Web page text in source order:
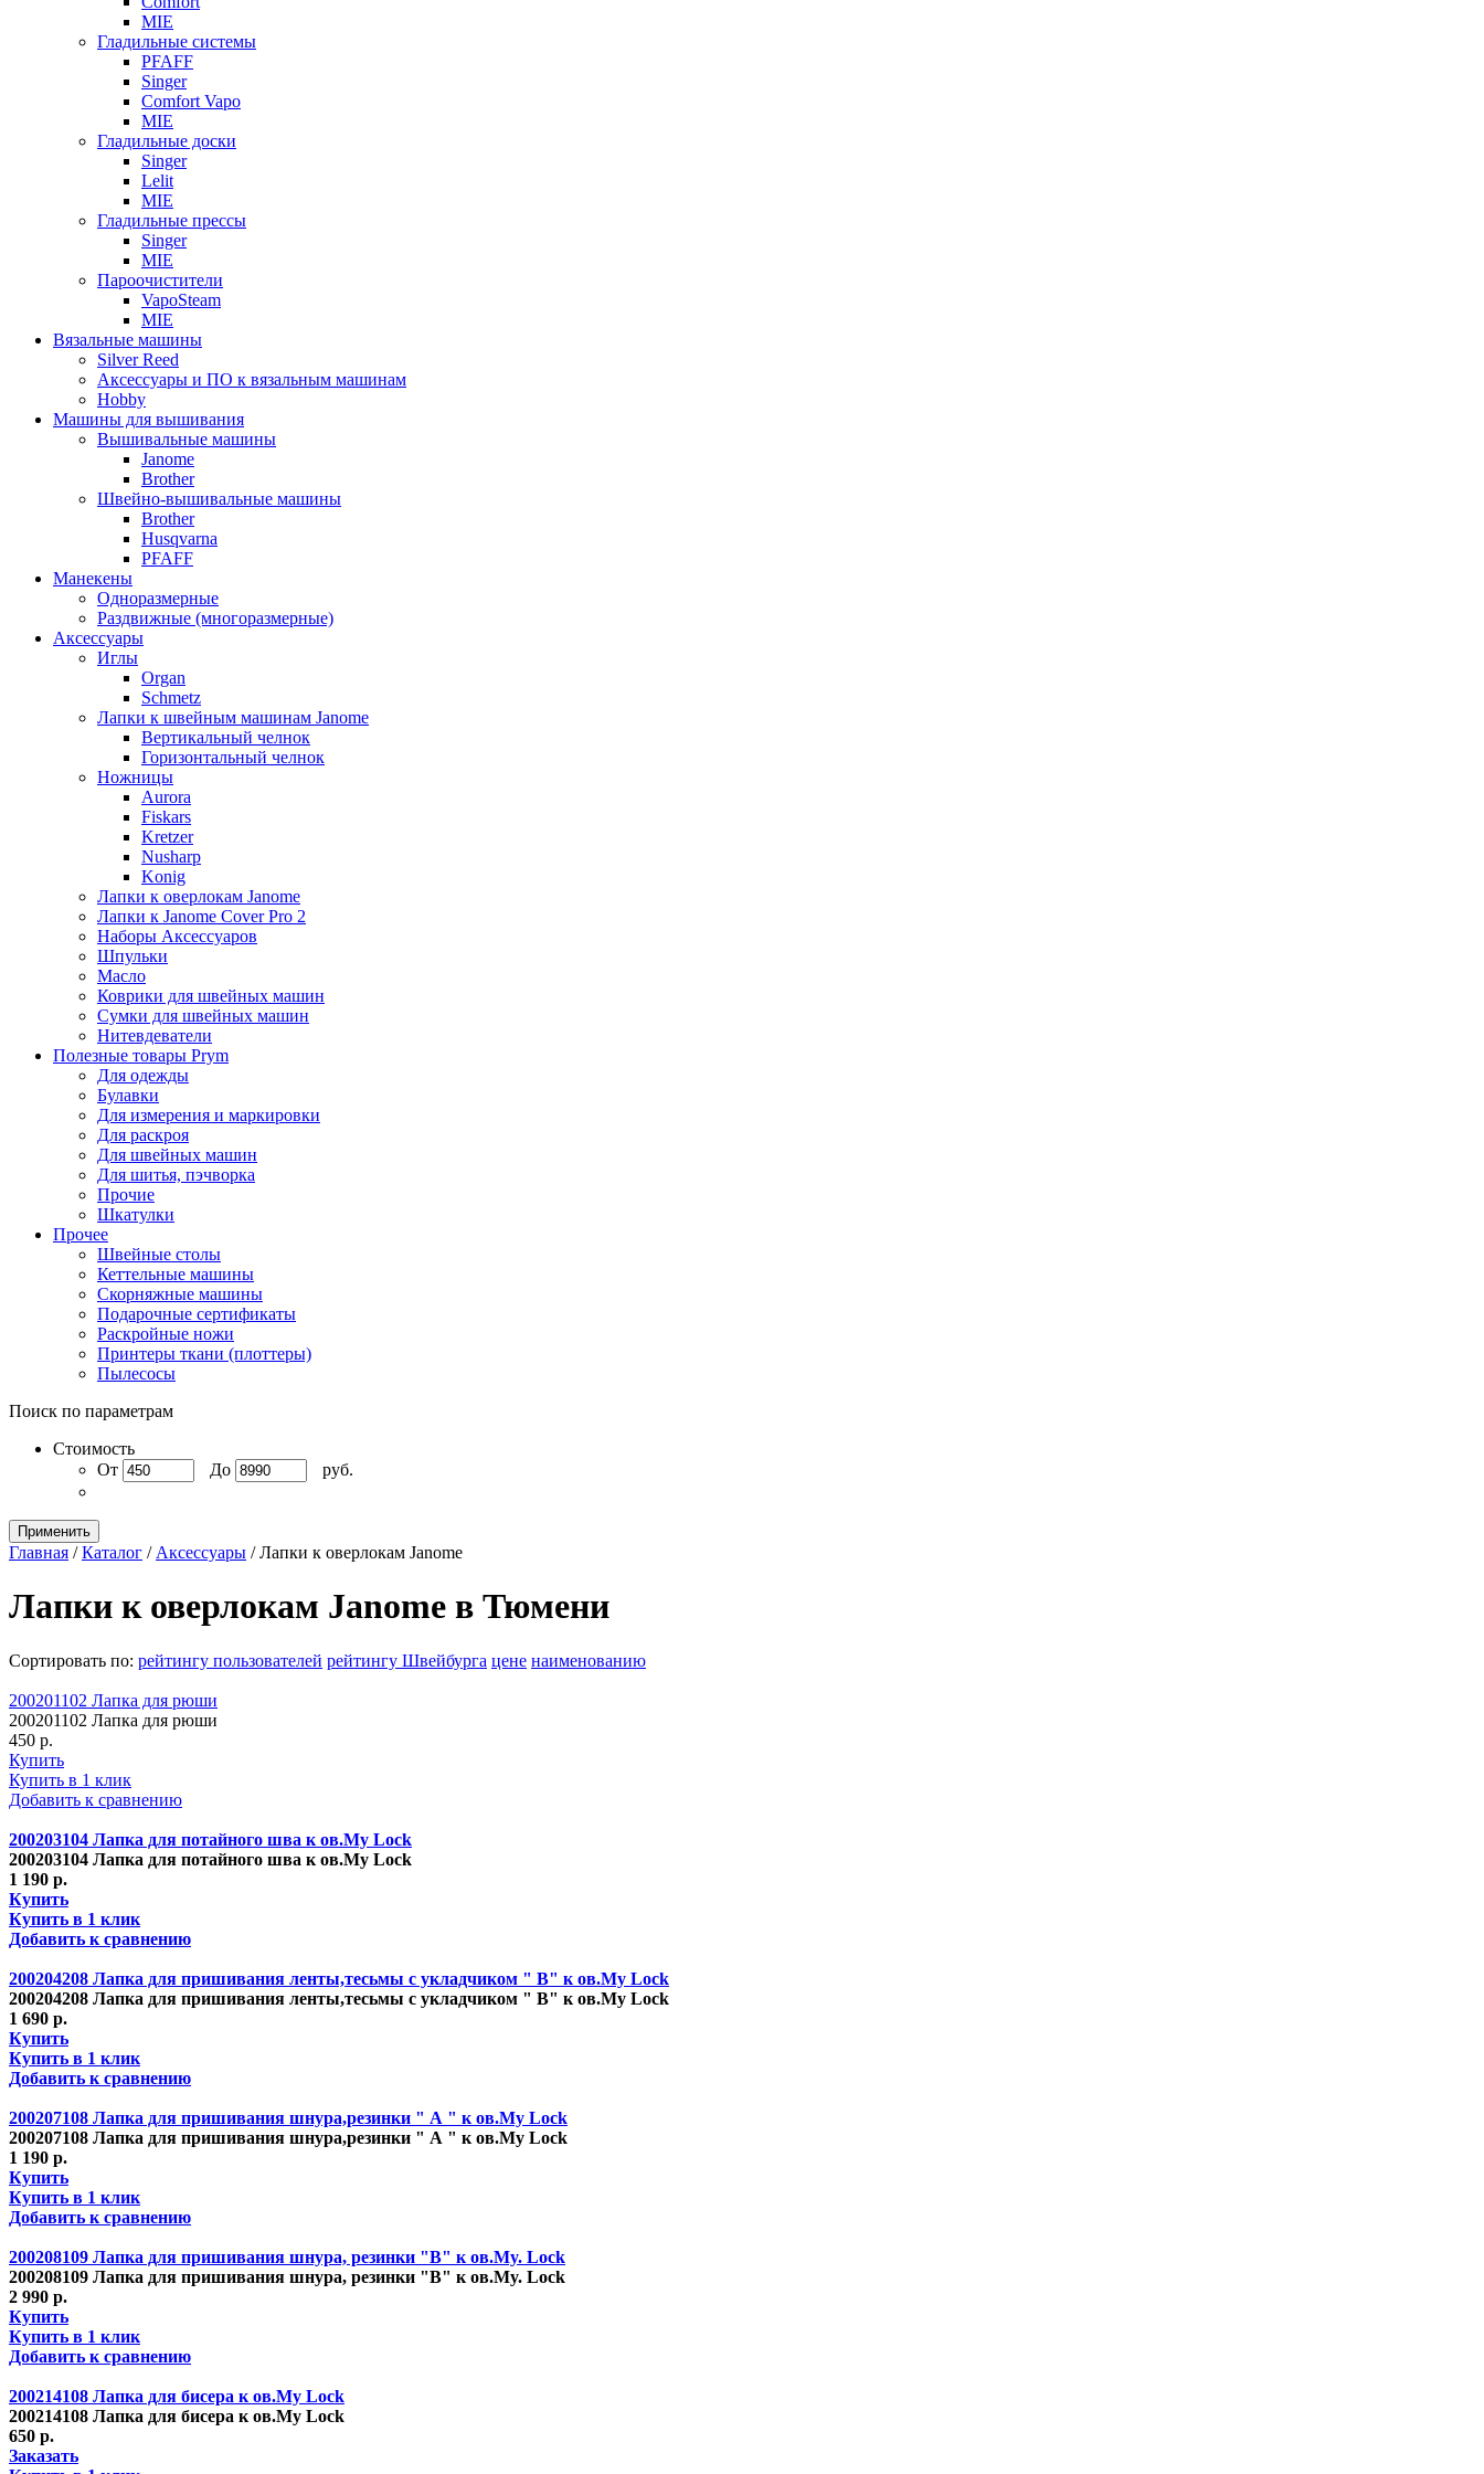
MIE
Гладильные системы
PFAFF
Singer
Comfort Vapo
MIE
Гладильные доски
Singer
Lelit
MIE
Гладильные прессы
Singer
MIE
Пароочистители
VapoSteam
MIE
Вязальные машины
Silver Reed
Аксессуары и ПО к вязальным машинам
Hobby
Машины для вышивания
Вышивальные машины
Janome
Brother
Швейно-вышивальные машины
Brother
Husqvarna
PFAFF
Манекены
Одноразмерные
Раздвижные (многоразмерные)
Аксессуары
Иглы
Organ
Schmetz
Лапки к швейным машинам Janome
Вертикальный челнок
Горизонтальный челнок
Ножницы
Aurora
Fiskars
Kretzer
Nusharp
Konig
Лапки к оверлокам Janome
Лапки к Janome Cover Pro 2
Наборы Аксессуаров
Шпульки
Масло
Коврики для швейных машин
Сумки для швейных машин
Нитевдеватели
Полезные товары Prym
Для одежды
Булавки
Для измерения и маркировки
Для раскроя
Для швейных машин
Для шитья, пэчворка
Прочие
Шкатулки
Прочее
Швейные столы
Кеттельные машины
Скорняжные машины
Подарочные сертификаты
Раскройные ножи
Принтеры ткани (плоттеры)
Пылесосы
Поиск по параметрам
Стоимость
От
До руб.
Применить
Главная /Каталог / Аксессуары /Лапки к оверлокам Janome
Лапки к оверлокам Janome в Тюмени
Сортировать по: рейтингу пользователей рейтингу Швейбурга цене наименованию
200201102 Лапка для рюши
200201102 Лапка для рюши
450 р.
Купить
Купить в 1 клик
Добавить к сравнению
200203104 Лапка для потайного шва к ов.My Lock
200203104 Лапка для потайного шва к ов.My Lock
1 190 р.
Купить
Купить в 1 клик
Добавить к сравнению
200204208 Лапка для пришивания ленты,тесьмы с укладчиком " В" к ов.My Lock
200204208 Лапка для пришивания ленты,тесьмы с укладчиком " В" к ов.My Lock
1 690 р.
Купить
Купить в 1 клик
Добавить к сравнению
200207108 Лапка для пришивания шнура,резинки " А " к ов.My Lock
200207108 Лапка для пришивания шнура,резинки " А " к ов.My Lock
1 190 р.
Купить
Купить в 1 клик
Добавить к сравнению
200208109 Лапка для пришивания шнура, резинки "В" к ов.My. Lock
200208109 Лапка для пришивания шнура, резинки "В" к ов.My. Lock
2 990 р.
Купить
Купить в 1 клик
Добавить к сравнению
200214108 Лапка для бисера к ов.My Lock
200214108 Лапка для бисера к ов.My Lock
650 р.
Заказать